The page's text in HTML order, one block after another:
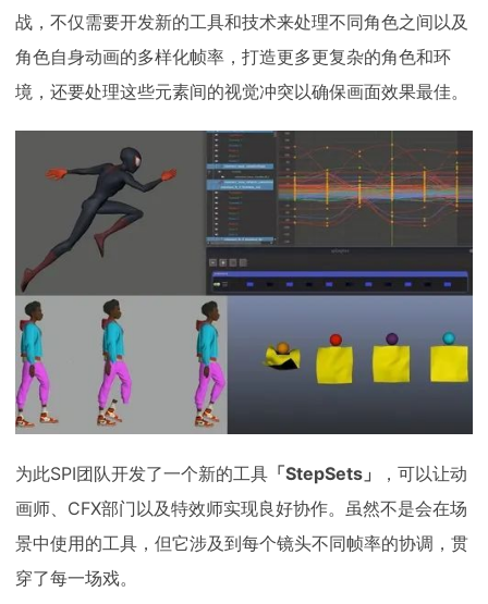
战，不仅需要开发新的工具和技术来处理不同角色之间以及
角色自身动画的多样化帧率，打造更多更复杂的角色和环
境，还要处理这些元素间的视觉冲突以确保画面效果最佳。
为此SPI团队开发了一个新的工具 「StepSets」
，可以让动
画师、CFX部门以及特效师实现良好协作。虽然不是会在场
景中使用的工具，但它涉及到每个镜头不同帧率的协调，贯
穿了每一场戏。